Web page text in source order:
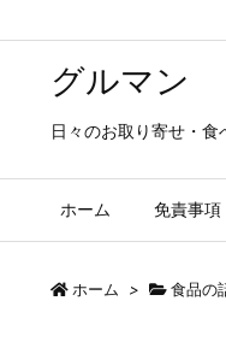
グルマン
日々のお取り寄せ・
ホーム 免責事項
ホーム > 食品の